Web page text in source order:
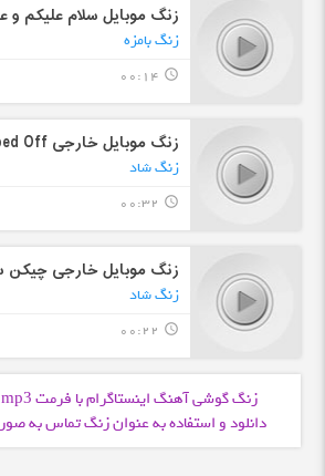
زنگ موبایل سلام علیکم و
زنگ بامزه
query_builder
00:14
زنگ موبایل خارجی When I Popped Off
زنگ شاد
query_builder
00:32
زنگ موبایل خارجی
زنگ شاد
query_builder
00:22
زنگ گوشی آهنگ اینستاگرام با فرمت mp3
دانلود و استفاده به عنوان زنگ تماس به